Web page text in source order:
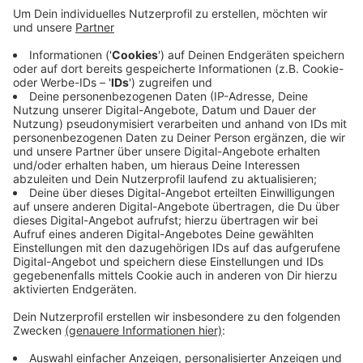
wurde von einer Vierergruppe junger Männer
angesprochen und bedroht. Daraufhin gab er ihnen
seinen Rucksack, die Täter entfernten sich in
Richtung Tunnel. Sie sollen zwischen 18 und 20
Jahre alt sein. Zur Tatzeit
trug einer der Männer schwarze Kleidung, ein
weiterer eine Jeanshose. Hinweise bitte
telefonisch an die Polizei unter Telefon 284 0.
Veröffentlicht:Freitag, 29.07.2022 12:24
Anzeige
Anzeige